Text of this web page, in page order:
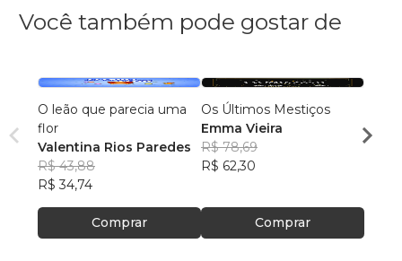
Você também pode gostar de
O leão que parecia uma
flor
Valentina Rios Paredes
R$ 43,88
R$ 34,74
Comprar
Os Últimos Mestiços
Emma Vieira
R$ 78,69
R$ 62,30
Comprar
que
que